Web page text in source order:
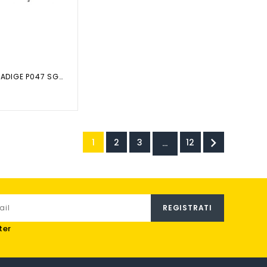
PASTIGLIE /ADIGE P047 SGR 6565340
1 2 3 … 12 